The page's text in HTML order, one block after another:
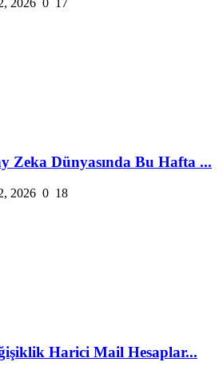
2026 0 17
Zeka Dünyasında Bu Hafta ...
2026 0 18
Harici Mail Hesaplar...